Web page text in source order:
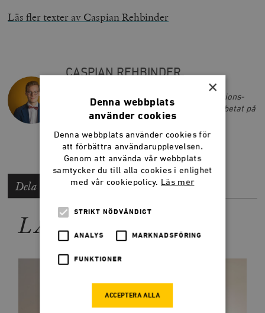
Läs fler texter av Caspian Rehbinder
CASPIAN REHBINDER
arbetsmarknadspolitik på IKEM – Innovations-
och Kemiindustrierna och har tidigare arbetat på
Timbro.
Dela artikeln
LÄS MER
×
Denna webbplats
använder cookies
Denna webbplats använder cookies för
att förbättra användarupplevelsen.
Genom att använda vår webbplats
samtycker du till alla cookies i enlighet
med vår cookiepolicy. Läs mer
STRIKT NÖDVÄNDIGT
ANALYS MARKNADSFÖRING
FUNKTIONER
ACCEPTERA ALLA